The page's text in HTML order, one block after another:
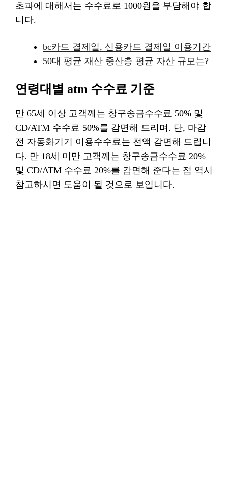
초과에 대해서는 수수료로 1000원을 부담해야 합
니다.
bc카드 결제일, 신용카드 결제일 이용기간
50대 평균 재산 중산층 평균 자산 규모는?
연령대별 atm 수수료 기준
만 65세 이상 고객께는 창구송금수수료 50% 및
CD/ATM 수수료 50%를 감면해 드리며. 단, 마감
전 자동화기기 이용수수료는 전액 감면해 드립니
다. 만 18세 미만 고객께는 창구송금수수료 20%
및 CD/ATM 수수료 20%를 감면해 준다는 점 역시
참고하시면 도움이 될 것으로 보입니다.